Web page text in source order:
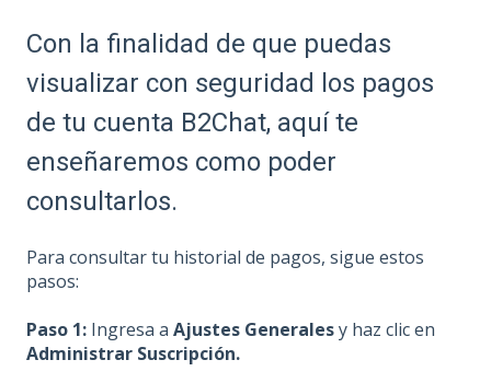
Con la finalidad de que puedas
visualizar con seguridad los pagos
de tu cuenta B2Chat, aquí te
enseñaremos como poder
consultarlos.
Para consultar tu historial de pagos, sigue estos
pasos:
Paso 1: Ingresa a Ajustes Generalesy haz clic en
Administrar Suscripción.